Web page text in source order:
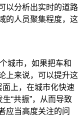
以分析出实时的道路
的人员聚集程度，这
城市，如果把车和
上来说，可以提升这
上，在城市化快速
“共振”，从而导致
应当高度关注的问